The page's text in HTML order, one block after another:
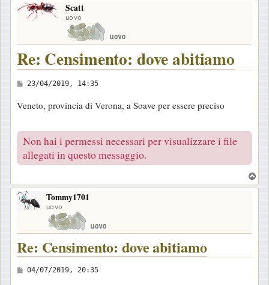
Scatt
uovo
Re: Censimento: dove abitiamo
M
s
a
g
g
i
o
23/04/2019, 14:35
Veneto, provincia di Verona, a Soave per essere preciso
Non hai i permessi necessari per visualizzare i file
allegati in questo messaggio.
o
Tommy1701
uovo
Re: Censimento: dove abitiamo
M
04/07/2019, 20:35